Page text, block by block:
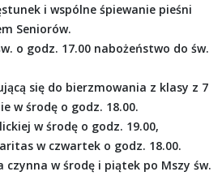
i wspólne śpiewanie pieśni
Seniorów.
o godz. 17.00 nabożeństwo do św.
się do bierzmowania z klasy z 7
w środę o godz. 18.00.
w środę o godz. 19.00,
w czwartek o godz. 18.00.
czynna w środę i piątek po Mszy św.